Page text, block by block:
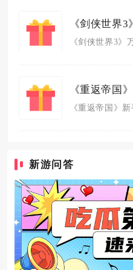
《剑侠世界
《剑侠世界3》
《重返帝国
《重返帝国》
新游问答